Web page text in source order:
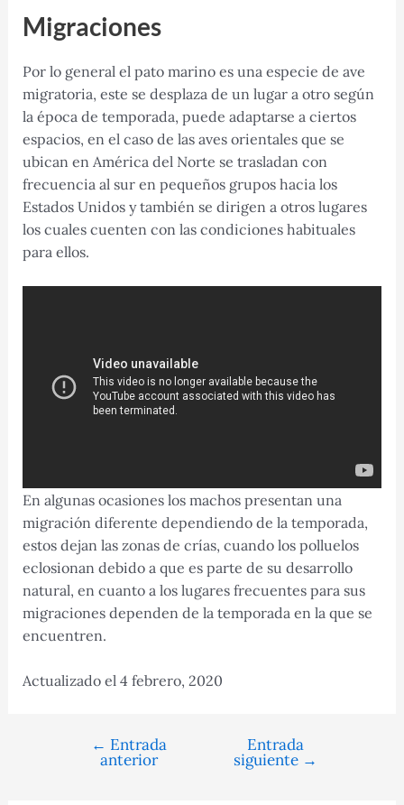
Migraciones
Por lo general el pato marino es una especie de ave
migratoria, este se desplaza de un lugar a otro según
la época de temporada, puede adaptarse a ciertos
espacios, en el caso de las aves orientales que se
ubican en América del Norte se trasladan con
frecuencia al sur en pequeños grupos hacia los
Estados Unidos y también se dirigen a otros lugares
los cuales cuenten con las condiciones habituales
para ellos.
En algunas ocasiones los machos presentan una
migración diferente dependiendo de la temporada,
estos dejan las zonas de crías, cuando los polluelos
eclosionan debido a que es parte de su desarrollo
natural, en cuanto a los lugares frecuentes para sus
migraciones dependen de la temporada en la que se
encuentren.
Actualizado el 4 febrero, 2020
Navegación
← Entrada
anterior
Entrada
siguiente →